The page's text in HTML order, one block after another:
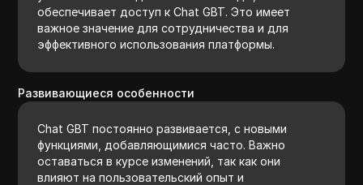
обеспечивает доступ к Chat GBT. Это имеет
важное значение для сотрудничества и для
эффективного использования платформы.
Развивающиеся особенности
Chat GBT постоянно развивается, с новыми
функциями, добавляющимися часто. Важно
оставаться в курсе изменений, так как они
влияют на пользовательский опыт и